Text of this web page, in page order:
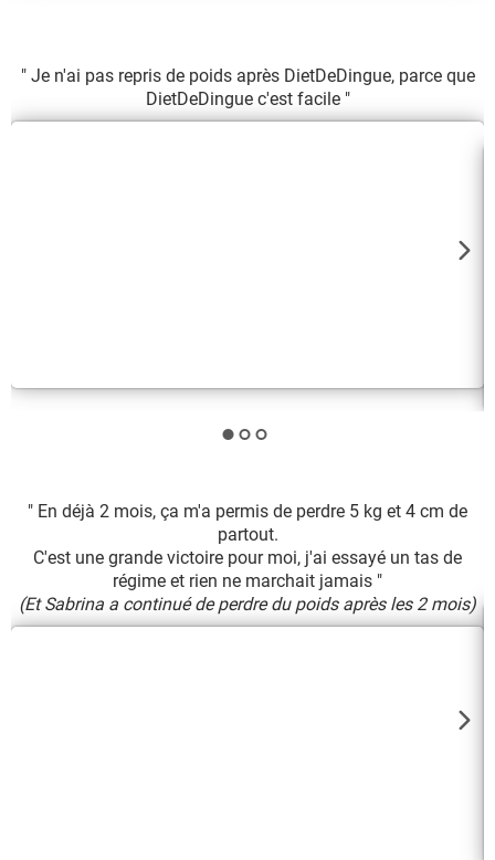
" Je n'ai pas repris de poids après DietDeDingue, parce que
DietDeDingue c'est facile "
" En déjà 2 mois, ça m'a permis de perdre 5 kg et 4 cm de
partout.
C'est une grande victoire pour moi, j'ai essayé un tas de
régime et rien ne marchait jamais "
(Et Sabrina a continué de perdre du poids après les 2 mois)